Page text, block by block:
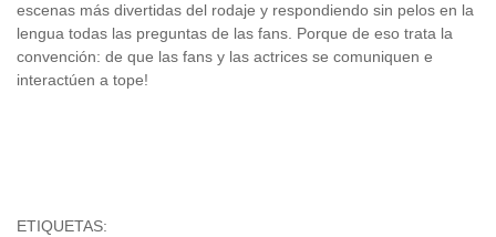
escenas más divertidas del rodaje y respondiendo sin pelos en la
lengua todas las preguntas de las fans. Porque de eso trata la
convención: de que las fans y las actrices se comuniquen e
interactúen a tope!
ETIQUETAS: